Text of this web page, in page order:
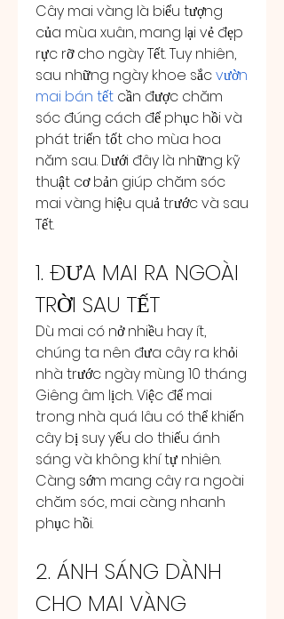
Cây mai vàng là biểu tượng
của mùa xuân, mang lại vẻ đẹp
rực rỡ cho ngày Tết. Tuy nhiên,
sau những ngày khoe sắc vườn
mai bán tết cần được chăm
sóc đúng cách để phục hồi và
phát triển tốt cho mùa hoa
năm sau. Dưới đây là những kỹ
thuật cơ bản giúp chăm sóc
mai vàng hiệu quả trước và sau
Tết.
1. ĐƯA MAI RA NGOÀI
TRỜI SAU TẾT
Dù mai có nở nhiều hay ít,
chúng ta nên đưa cây ra khỏi
nhà trước ngày mùng 10 tháng
Giêng âm lịch. Việc để mai
trong nhà quá lâu có thể khiến
cây bị suy yếu do thiếu ánh
sáng và không khí tự nhiên.
Càng sớm mang cây ra ngoài
chăm sóc, mai càng nhanh
phục hồi.
2. ÁNH SÁNG DÀNH
CHO MAI VÀNG